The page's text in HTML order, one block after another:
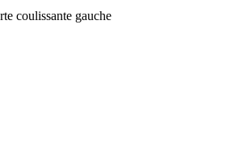
coulissante gauche